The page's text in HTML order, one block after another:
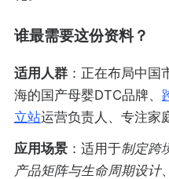
谁最需要这份资料？
适用人群：正在布局中国
海的国产母婴DTC品牌、
立站运营负责人、专注家
应用场景：适用于制定跨
产品矩阵与生命周期设计、